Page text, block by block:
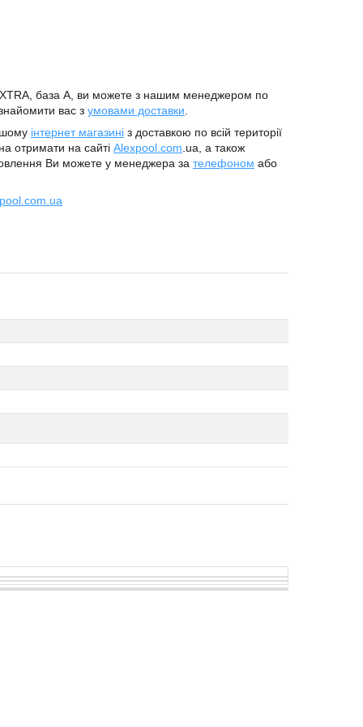
база А, ви можете з нашим менеджером по
вас з умовами доставки
інтернет магазині з доставкою по всій території
отримати на сайті Alexpool.com .ua, а також
Ви можете у менеджера за телефоном або